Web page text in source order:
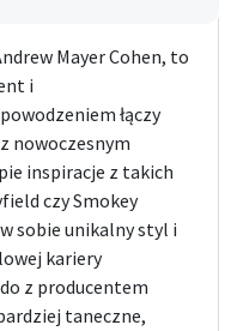
wypełnia delikatny
zarówno klasyki, jak i
które można będzie
z różnych zakątków świata.
nowa podróż pełna odkryć i
słuchaczowi na chwilę
zgiełku i zatopić
weekendowych
Mayer Cohen, to
i
łączy
nowoczesnym
inspiracje z takich
czy Smokey
sobie unikalny styl i
kariery
z producentem
taneczne,